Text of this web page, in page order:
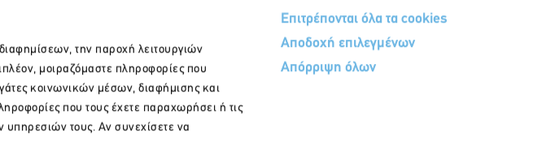
την παροχή λειτουργιών
μοιραζόμαστε πληροφορίες που
κοινωνικών μέσων, διαφήμισης και
που τους έχετε παραχωρήσει ή τις
τους. Αν συνεχίσετε να
Επιτρέπονται όλα τα cookies
Αποδοχή επιλεγμένων
Απόρριψη όλων